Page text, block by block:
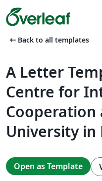
arrow_left_alt Back to all templates
A Letter
Centre for
University in
Open as Template